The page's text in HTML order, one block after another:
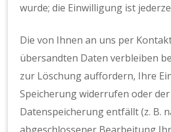
wurde; die Einwilligung ist
Die von Ihnen an uns per
übersandten Daten verbleiben
zur Löschung auffordern, Ihre
Speicherung widerrufen oder
Datenspeicherung entfällt (z. B.
abgeschlossener Bearbeitung